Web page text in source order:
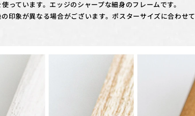
っています。エッジのシャープな細身のフレームです。
印象が異なる場合がございます。ポスターサイズに合わせて